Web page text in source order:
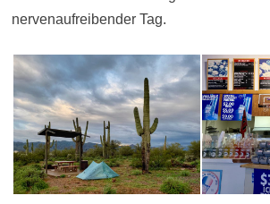
nervenaufreibender Tag.